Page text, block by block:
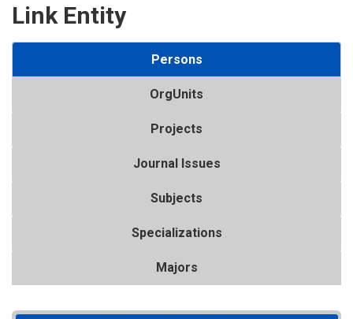
Link Entity
Persons
OrgUnits
Projects
Journal Issues
Subjects
Specializations
Majors